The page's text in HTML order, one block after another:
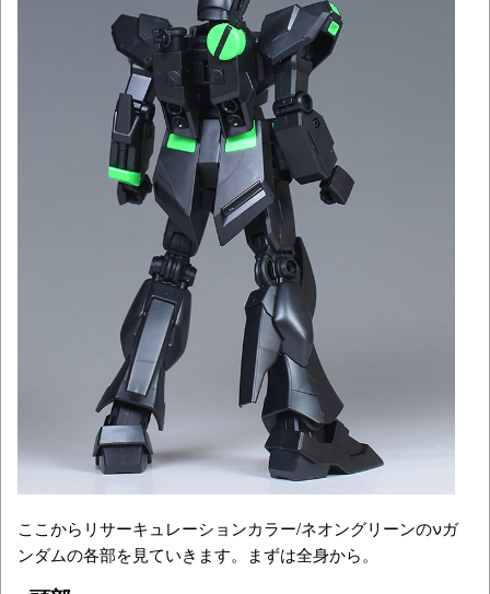
ここから リサーキュレーションカラー/ネオングリーンのνガ
ンダムの各部を見ていきます。まずは全身から。